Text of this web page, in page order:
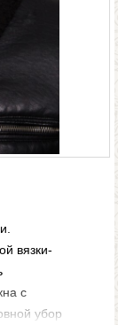
вязки-
с
убор